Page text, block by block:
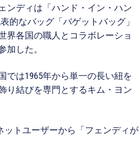
ンディは「ハンド・イン・ハン
的なバッグ「バゲットバッグ」
界各国の職人とコラボレーショ
加した。
では1965年から単一の長い紐を
り結びを専門とするキム・ヨン
ットユーザーから「フェンディが